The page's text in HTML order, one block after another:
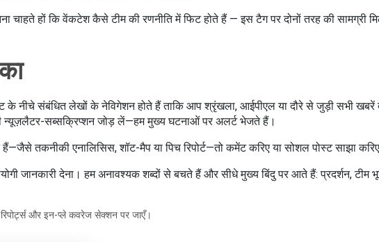
चाहते हों कि वेंकटेश कैसे टीम की रणनीति में फिट होते हैं — इस टैग पर दोनों तरह की
नीचे संबंधित लेखों के नेविगेशन होते हैं ताकि आप श्रृंखला, आईपीएल या दौरे से जुड़ी सभी
न्यूज़लैटर-सब्सक्रिप्शन जोड़ लें—हम मुख्य घटनाओं पर अलर्ट भेजते हैं।
तकनीकी एनालिसिस, शॉट-मैप या पिच रिपोर्ट—तो कमेंट करिए या सोशल पोस्ट साझा
जानकारी देना। हम अनावश्यक शब्दों से बचते हैं और सीधे मुख्य बिंदु पर आते हैं: प्रदर्शन,
और इन-प्ले कवरेज सेक्शन पर जाएँ।